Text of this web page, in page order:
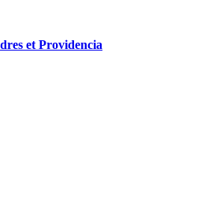
et Providencia